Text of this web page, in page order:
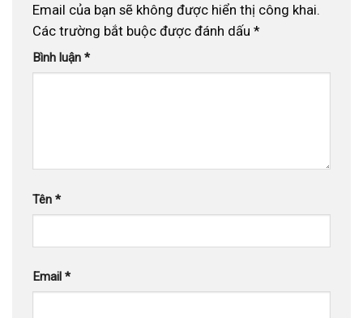
Email của bạn sẽ không được hiển thị công khai.
Các trường bắt buộc được đánh dấu *
Bình luận *
Tên *
Email *